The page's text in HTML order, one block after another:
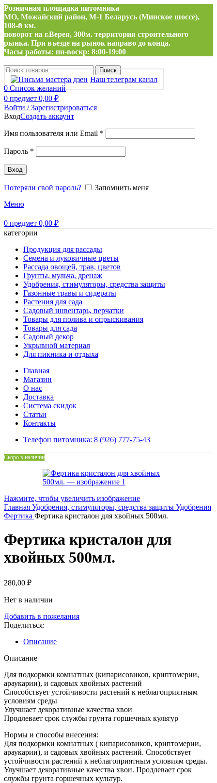
Розничная площадка питомника
МО, Можайский район, М-1 Беларусь (Минское шоссе),
108-й км.
поворот на г.Верея, 300м. территория строительного
рынка. При въезде на рынок направо до конца.
Часы работы: пн-воскр: 8:00-19:00
Поиск
Наш телеграм канал
0 Список желаний
0 предмет 0,00 ₽
Войти / Зарегистрироваться
ВходСоздать аккаунт
Имя пользователя или Email *
Пароль *
Вход
Потеряли свой пароль?
Запомнить меня
Меню
0 предмет 0,00 ₽
категории
Продукция для рассады
Семена и луковичные цветы
Рассада овощей, трав, цветов
Грунты, мульча, дренаж
Удобрения, стимуляторы, средства защиты
Газонные травы и сидераты
Растения для сада
Садовый инвентарь, перчатки
Товары для полива и опрыскивания
Товары для сада
Садовый декор
Укрывной материал
Для пикника и отдыха
Главная
Магазин
О нас
Доставка
Система скидок
Статьи
Контакты
Телефон питомника: 8 (926) 777-75-43
Скоро в наличии
Нажмите, чтобы увеличить изображение
Главная Удобрения, стимуляторы, средства защиты Удобрения
Фертика Фертика кристалон для хвойных 500мл.
Фертика кристалон для
хвойных 500мл.
280,00 ₽
Нет в наличии
Добавить в пожелания
Поделиться:
Описание
Описание
Для подкормки комнатных (кипарисовиков, криптомерии,
араукарии), и садовых хвойных растений
Способствует устойчивости растений к неблагоприятным
условиям среды
Улучшает декоративные качества хвои
Продлевает срок службы грунта горшечных культур
Нормы и способы внесения:
Для подкормки комнатных ( кипарисовиков, криптомерии,
араукарии), и садовых хвойных растений. Способствует
устойчивости растений к неблагоприятным условиям среды.
Улучшает декоративные качества хвои. Продлевает срок
службы грунта горшечных культур.